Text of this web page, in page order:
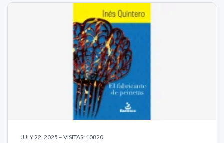
JULY 22, 2025 – VISITAS: 10820